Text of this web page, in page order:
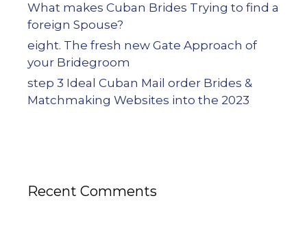
What makes Cuban Brides Trying to find a
foreign Spouse?
eight. The fresh new Gate Approach of
your Bridegroom
step 3 Ideal Cuban Mail order Brides &
Matchmaking Websites into the 2023
Recent Comments